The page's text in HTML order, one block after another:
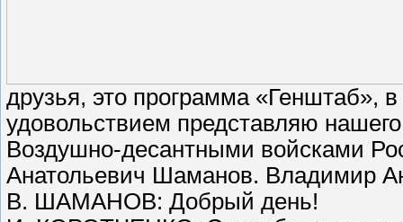
друзья, это программа «Генштаб»,
удовольствием представляю
Воздушно-десантными войсками
Анатольевич Шаманов. Владимир
В. ШАМАНОВ: Добрый день!